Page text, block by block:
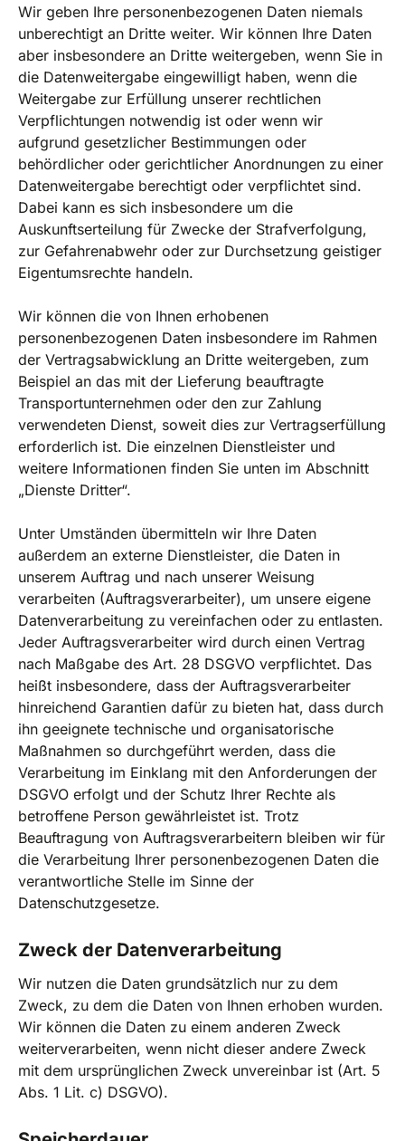
Wir geben Ihre personenbezogenen Daten niemals
unberechtigt an Dritte weiter. Wir können Ihre Daten
aber insbesondere an Dritte weitergeben, wenn Sie in
die Datenweitergabe eingewilligt haben, wenn die
Weitergabe zur Erfüllung unserer rechtlichen
Verpflichtungen notwendig ist oder wenn wir
aufgrund gesetzlicher Bestimmungen oder
behördlicher oder gerichtlicher Anordnungen zu einer
Datenweitergabe berechtigt oder verpflichtet sind.
Dabei kann es sich insbesondere um die
Auskunftserteilung für Zwecke der Strafverfolgung,
zur Gefahrenabwehr oder zur Durchsetzung geistiger
Eigentumsrechte handeln.
Wir können die von Ihnen erhobenen
personenbezogenen Daten insbesondere im Rahmen
der Vertragsabwicklung an Dritte weitergeben, zum
Beispiel an das mit der Lieferung beauftragte
Transportunternehmen oder den zur Zahlung
verwendeten Dienst, soweit dies zur Vertragserfüllung
erforderlich ist. Die einzelnen Dienstleister und
weitere Informationen finden Sie unten im Abschnitt
„Dienste Dritter“.
Unter Umständen übermitteln wir Ihre Daten
außerdem an externe Dienstleister, die Daten in
unserem Auftrag und nach unserer Weisung
verarbeiten (Auftragsverarbeiter), um unsere eigene
Datenverarbeitung zu vereinfachen oder zu entlasten.
Jeder Auftragsverarbeiter wird durch einen Vertrag
nach Maßgabe des Art. 28 DSGVO verpflichtet. Das
heißt insbesondere, dass der Auftragsverarbeiter
hinreichend Garantien dafür zu bieten hat, dass durch
ihn geeignete technische und organisatorische
Maßnahmen so durchgeführt werden, dass die
Verarbeitung im Einklang mit den Anforderungen der
DSGVO erfolgt und der Schutz Ihrer Rechte als
betroffene Person gewährleistet ist. Trotz
Beauftragung von Auftragsverarbeitern bleiben wir für
die Verarbeitung Ihrer personenbezogenen Daten die
verantwortliche Stelle im Sinne der
Datenschutzgesetze.
Zweck der Datenverarbeitung
Wir nutzen die Daten grundsätzlich nur zu dem
Zweck, zu dem die Daten von Ihnen erhoben wurden.
Wir können die Daten zu einem anderen Zweck
weiterverarbeiten, wenn nicht dieser andere Zweck
mit dem ursprünglichen Zweck unvereinbar ist (Art. 5
Abs. 1 Lit. c) DSGVO).